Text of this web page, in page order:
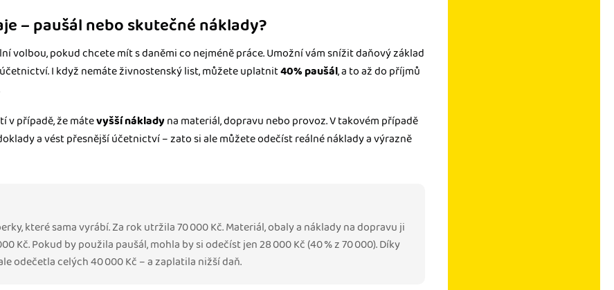
– paušál nebo skutečné náklady?
volbou, pokud chcete mít s daněmi co nejméně práce. Umožní vám snížit daňový základ
I když nemáte živnostenský list, můžete uplatnit40% paušál, a to až do příjmů
v případě, že mátevyšší nákladyna materiál, dopravu nebo provoz. V takovém případě
a vést přesnější účetnictví – zato si ale můžete odečíst reálné náklady a výrazně
které sama vyrábí. Za rok utržila 70 000 Kč. Materiál, obaly a náklady na dopravu ji
Kč. Pokud by použila paušál, mohla by si odečíst jen 28 000 Kč (40 % z 70 000). Díky
odečetla celých 40 000 Kč – a zaplatila nižší daň.